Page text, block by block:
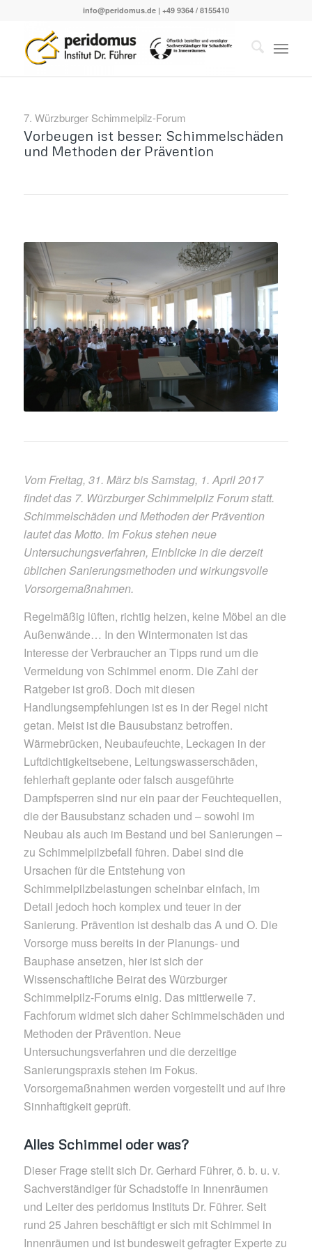
info@peridomus.de| +49 9364 / 8155410
7. Würzburger Schimmelpilz-Forum
Vorbeugen ist besser: Schimmelschäden
und Methoden der Prävention
Vom Freitag, 31. März bis Samstag, 1. April 2017
findet das 7. Würzburger Schimmelpilz Forum statt.
Schimmelschäden und Methoden der Prävention
lautet das Motto. Im Fokus stehen neue
Untersuchungsverfahren, Einblicke in die derzeit
üblichen Sanierungsmethoden und wirkungsvolle
Vorsorgemaßnahmen.
Regelmäßig lüften, richtig heizen, keine Möbel an die
Außenwände… In den Wintermonaten ist das
Interesse der Verbraucher an Tipps rund um die
Vermeidung von Schimmel enorm. Die Zahl der
Ratgeber ist groß. Doch mit diesen
Handlungsempfehlungen ist es in der Regel nicht
getan. Meist ist die Bausubstanz betroffen.
Wärmebrücken, Neubaufeuchte, Leckagen in der
Luftdichtigkeitsebene, Leitungswasserschäden,
fehlerhaft geplante oder falsch ausgeführte
Dampfsperren sind nur ein paar der Feuchtequellen,
die der Bausubstanz schaden und – sowohl im
Neubau als auch im Bestand und bei Sanierungen –
zu Schimmelpilzbefall führen. Dabei sind die
Ursachen für die Entstehung von
Schimmelpilzbelastungen scheinbar einfach, im
Detail jedoch hoch komplex und teuer in der
Sanierung. Prävention ist deshalb das A und O. Die
Vorsorge muss bereits in der Planungs- und
Bauphase ansetzen, hier ist sich der
Wissenschaftliche Beirat des Würzburger
Schimmelpilz-Forums einig. Das mittlerweile 7.
Fachforum widmet sich daher Schimmelschäden und
Methoden der Prävention. Neue
Untersuchungsverfahren und die derzeitige
Sanierungspraxis stehen im Fokus.
Vorsorgemaßnahmen werden vorgestellt und auf ihre
Sinnhaftigkeit geprüft.
Alles Schimmel oder was?
Dieser Frage stellt sich Dr. Gerhard Führer, ö. b. u. v.
Sachverständiger für Schadstoffe in Innenräumen
und Leiter des peridomus Instituts Dr. Führer. Seit
rund 25 Jahren beschäftigt er sich mit Schimmel in
Innenräumen und ist bundesweit gefragter Experte zu